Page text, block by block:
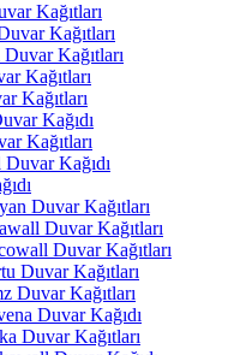
Kağıtları
Kağıtları
Kağıtları
Kağıtları
Kağıtları
Kağıdı
Kağıtları
Kağıdı
Duvar Kağıtları
Duvar Kağıtları
Duvar Kağıtları
Duvar Kağıtları
Duvar Kağıtları
Duvar Kağıdı
Duvar Kağıtları